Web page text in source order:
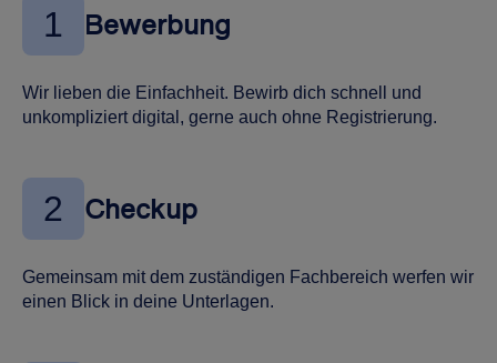
1 Bewerbung
Wir lieben die Einfachheit. Bewirb dich schnell und
unkompliziert digital, gerne auch ohne Registrierung.
2 Checkup
Gemeinsam mit dem zuständigen Fachbereich werfen wir
einen Blick in deine Unterlagen.